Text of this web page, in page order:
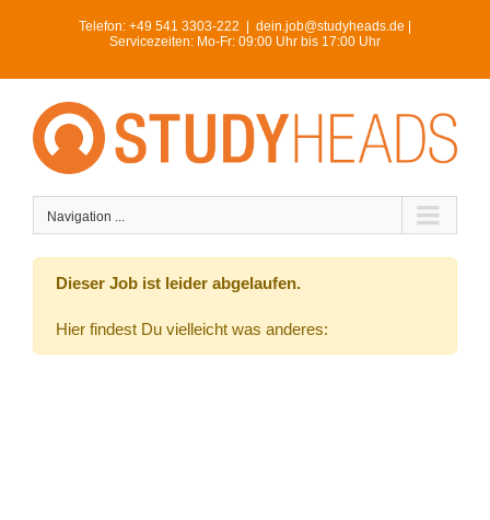
Telefon: +49 541 3303-222
dein.job@studyheads.de |
Servicezeiten: Mo-Fr: 09:00 Uhr bis 17:00 Uhr
Navigation ...
Dieser Job ist leider abgelaufen.
Hier findest Du vielleicht was anderes: